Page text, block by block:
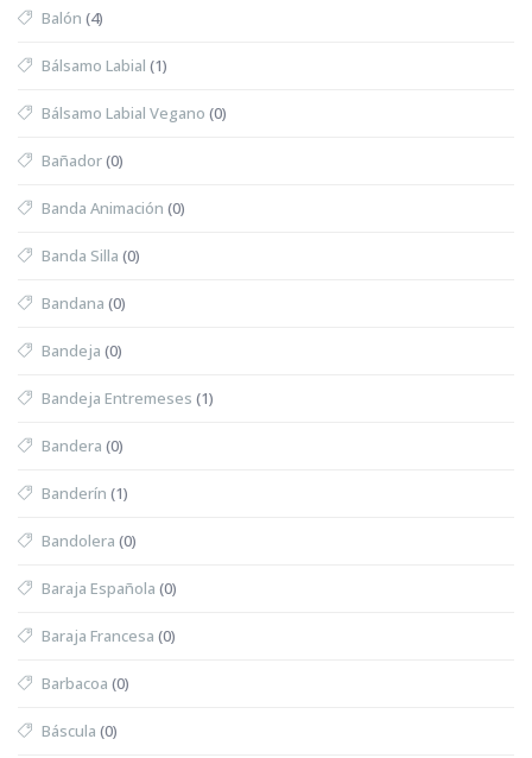
Balón (4)
Bálsamo Labial (1)
Bálsamo Labial Vegano (0)
Bañador(0)
Banda Animación (0)
Banda Silla (0)
Bandana (0)
Bandeja (0)
Bandeja Entremeses (1)
Bandera (0)
Banderín (1)
Bandolera (0)
Baraja Española (0)
Baraja Francesa (0)
Barbacoa (0)
Báscula (0)